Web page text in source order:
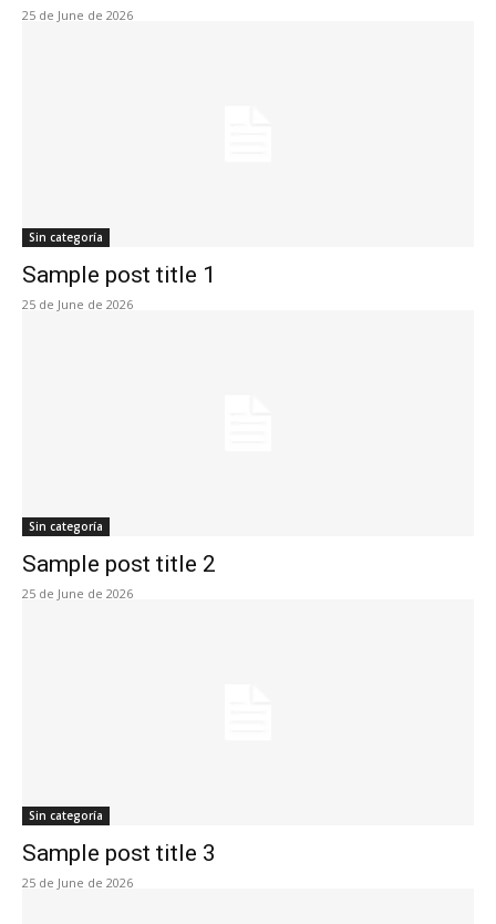
25 de June de 2026
Sin categoría
Sample post title 1
25 de June de 2026
Sin categoría
Sample post title 2
25 de June de 2026
Sin categoría
Sample post title 3
25 de June de 2026